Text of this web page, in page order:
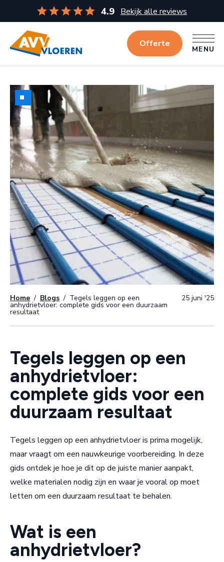
4.9 Bekijk alle reviews
Offerte
MENU
Home / Blogs / Tegels leggen op een
anhydrietvloer: complete gids voor een duurzaam
resultaat
25 juni '25
Tegels leggen op een
anhydrietvloer:
complete gids voor een
duurzaam resultaat
Tegels leggen op een anhydrietvloer is prima mogelijk,
maar vraagt om een nauwkeurige voorbereiding. In deze
gids ontdek je hoe je dit op de juiste manier aanpakt,
welke materialen nodig zijn en waar je vooral op moet
letten om een duurzaam resultaat te behalen.
Wat is een
anhydrietvloer?